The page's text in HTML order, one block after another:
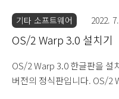
기타 소프트웨어 2022.
OS/2 Warp 3.0 설치기
OS/2 Warp 3.0 한글판을 설
버전의 정식판입니다. OS/2